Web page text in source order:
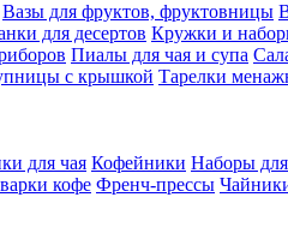
Вазы для фруктов, фруктовницы
для десертов Кружки и
Пиалы для чая и супа
с крышкой Тарелки
для чая Кофейники Наборы
кофе Френч-прессы